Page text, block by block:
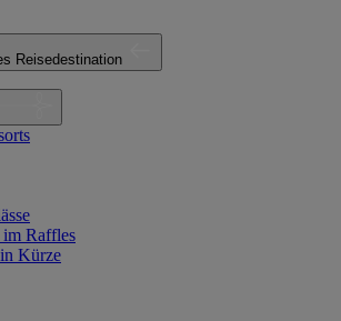
Reisedestination
Raffles
Kürze